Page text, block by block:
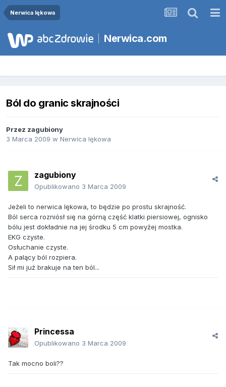
Nerwica lękowa
Nerwica.com
Ból do granic skrajności
Przez zagubiony
3 Marca 2009 w Nerwica lękowa
zagubiony
Opublikowano 3 Marca 2009
Jeżeli to nerwica lękowa, to będzie po prostu skrajność.
Ból serca rozniósł się na górną część klatki piersiowej, ognisko
bólu jest dokładnie na jej środku 5 cm powyżej mostka.
EKG czyste.
Osłuchanie czyste.
A palący ból rozpiera.
Sił mi już brakuje na ten ból...
Princessa
Opublikowano 3 Marca 2009
Tak mocno boli??